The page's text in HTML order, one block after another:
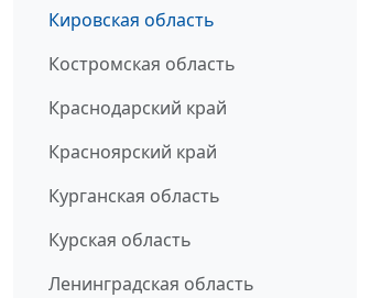
Кировская область
Костромская область
Краснодарский край
Красноярский край
Курганская область
Курская область
Ленинградская область